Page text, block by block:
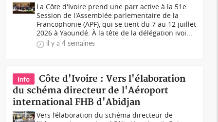
La Côte d'Ivoire prend une part active à la 51e
Session de l'Assemblée parlementaire de la
Francophonie (APF), qui se tient du 7 au 12 juillet
2026 à Yaoundé. À la tête de la délégation ivoi...
il y a 4 semaines
Info
Côte d'Ivoire : Vers l'élaboration
du schéma directeur de l'Aéroport
international FHB d'Abidjan
Vers l’élaboration du schéma directeur de